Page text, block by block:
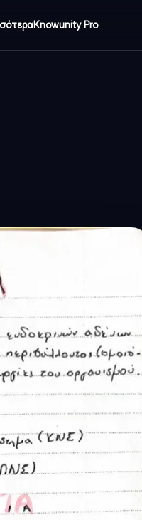
Knowunity Pro